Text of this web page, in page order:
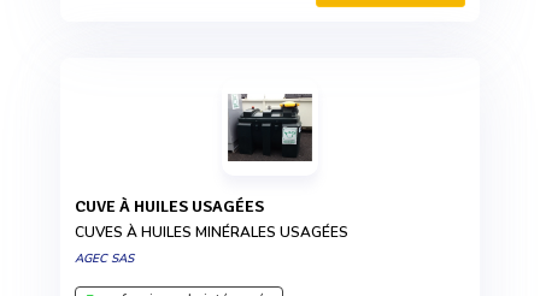
CUVE À HUILES USAGÉES
CUVES À HUILES MINÉRALES USAGÉES
AGEC SAS